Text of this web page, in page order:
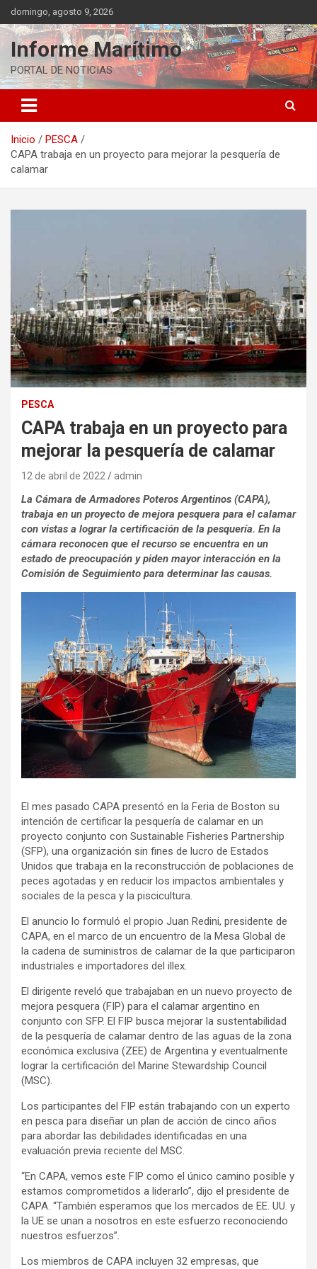
Saltar
al
contenido
domingo, agosto 9, 2026
Informe Marítimo
PORTAL DE NOTICIAS
Inicio
PESCA
CAPA trabaja en un proyecto para mejorar la pesquería de
calamar
PESCA
CAPA trabaja en un proyecto para
mejorar la pesquería de calamar
12 de abril de 2022 admin
La Cámara de Armadores Poteros Argentinos (CAPA),
trabaja en un proyecto de mejora pesquera para el calamar
con vistas a lograr la certificación de la pesquería. En la
cámara reconocen que el recurso se encuentra en un
estado de preocupación y piden mayor interacción en la
Comisión de Seguimiento para determinar las causas.
El mes pasado CAPA presentó en la Feria de Boston su
intención de certificar la pesquería de calamar en un
proyecto conjunto con Sustainable Fisheries Partnership
(SFP), una organización sin fines de lucro de Estados
Unidos que trabaja en la reconstrucción de poblaciones de
peces agotadas y en reducir los impactos ambientales y
sociales de la pesca y la piscicultura.
El anuncio lo formuló el propio Juan Redini, presidente de
CAPA, en el marco de un encuentro de la Mesa Global de
la cadena de suministros de calamar de la que participaron
industriales e importadores del illex.
El dirigente reveló que trabajaban en un nuevo proyecto de
mejora pesquera (FIP) para el calamar argentino en
conjunto con SFP. El FIP busca mejorar la sustentabilidad
de la pesquería de calamar dentro de las aguas de la zona
económica exclusiva (ZEE) de Argentina y eventualmente
lograr la certificación del Marine Stewardship Council
(MSC).
Los participantes del FIP están trabajando con un experto
en pesca para diseñar un plan de acción de cinco años
para abordar las debilidades identificadas en una
evaluación previa reciente del MSC.
“En CAPA, vemos este FIP como el único camino posible y
estamos comprometidos a liderarlo”, dijo el presidente de
CAPA. “También esperamos que los mercados de EE. UU. y
la UE se unan a nosotros en este esfuerzo reconociendo
nuestros esfuerzos”.
Los miembros de CAPA incluyen 32 empresas, que